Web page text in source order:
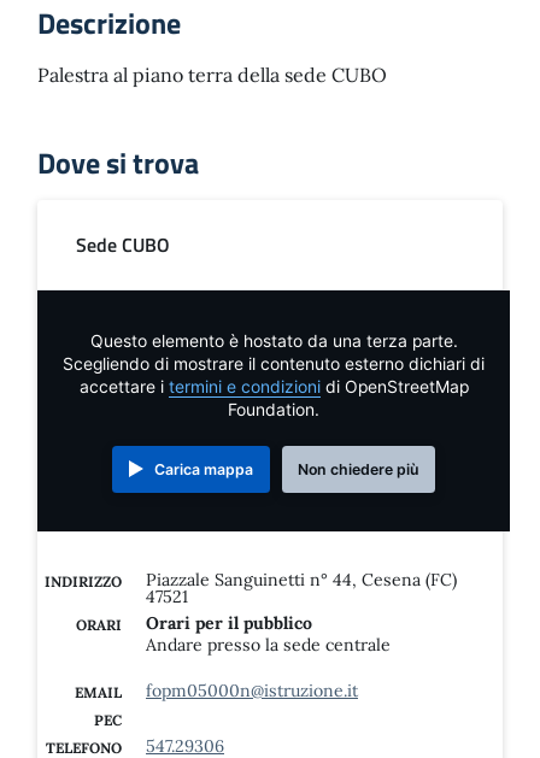
Descrizione
Palestra al piano terra della sede CUBO
Dove si trova
Sede CUBO
Questo elemento è hostato da una terza parte.
Scegliendo di mostrare il contenuto esterno dichiari di
accettare i termini e condizionidi OpenStreetMap
Foundation.
Carica mappa Non chiedere più
INDIRIZZO Piazzale Sanguinetti n° 44, Cesena (FC)
47521
ORARI
Orari per il pubblico
Andare presso la sede centrale
EMAIL fopm05000n@istruzione.it
PEC
TELEFONO
547.29306